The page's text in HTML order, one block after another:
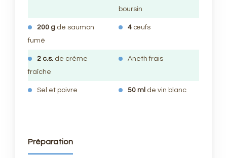
boursin
200 g de saumon
fumé
4 œufs
2 c.s. de crème
fraîche
Aneth frais
Sel et poivre 50 ml de vin blanc
Préparation